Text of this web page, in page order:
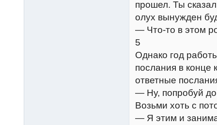
прошел. Ты
олух вынужден
— Что-то в этом
5
Однако год
послания в конце
ответные
— Ну, попробуй
Возьми хоть с
— Я этим и